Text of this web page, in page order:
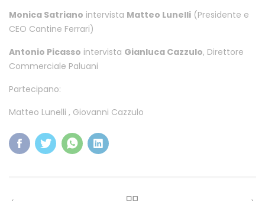
Monica Satriano intervista Matteo Lunelli (Presidente e
CEO Cantine Ferrari)
Antonio Picasso intervista Gianluca Cazzulo, Direttore
Commerciale Paluani
Partecipano:
Matteo Lunelli , Giovanni Cazzulo